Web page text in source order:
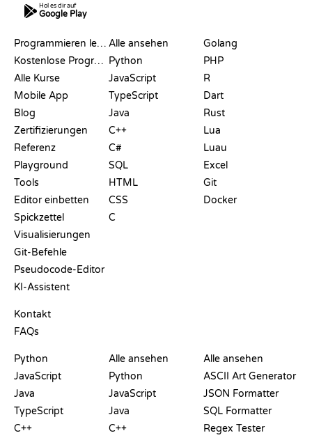
Hol es dir auf
Google Play
Programmieren lernen
Kostenlose Programmier-Websites
Alle Kurse
Mobile App
Blog
Zertifizierungen
Referenz
Playground
Tools
Editor einbetten
Spickzettel
Visualisierungen
Git-Befehle
Pseudocode-Editor
KI-Assistent
Kontakt
FAQs
Alle ansehen
Python
JavaScript
TypeScript
Java
C++
C#
SQL
HTML
CSS
C
Golang
PHP
R
Dart
Rust
Lua
Luau
Excel
Git
Docker
Python
JavaScript
Java
TypeScript
C++
Alle ansehen
Python
JavaScript
Java
C++
Alle ansehen
ASCII Art Generator
JSON Formatter
SQL Formatter
Regex Tester